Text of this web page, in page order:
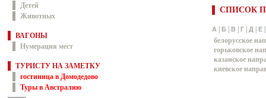
Детей
Животных
ВАГОНЫ
Нумерация мест
ТУРИСТУ НА ЗАМЕТКУ
гостиница в Домодедово
Туры в Австралию
СПИСОК
А Б В Г Д Е
белорусское
горьковское
казанское
киевское